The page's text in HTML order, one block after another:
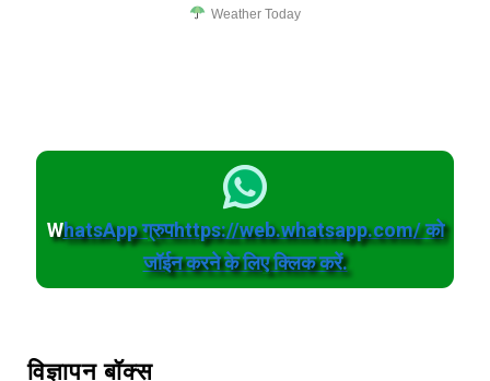
Weather Today
WhatsApp ग्रुपhttps://web.whatsapp.com/ को
जॉईन करने के लिए क्लिक करें.
विज्ञापन बॉक्स